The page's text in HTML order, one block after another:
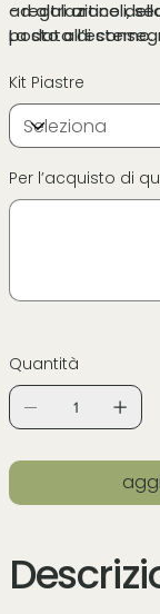
- regolazione
posto all’esterno.
ad altri articoli,
La data di
Kit Piastre
Per l’acquisto di
a
Quantità